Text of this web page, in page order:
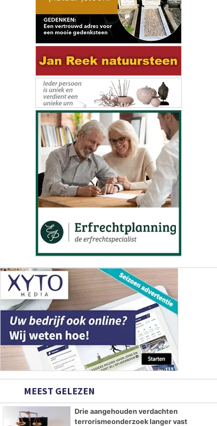
MEEST GELEZEN
Drie aangehouden verdachten
terrorismeonderzoek langer vast